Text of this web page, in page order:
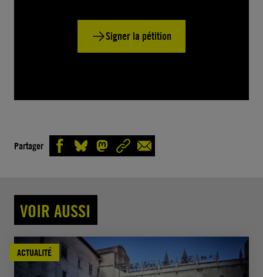
Signer la pétition
Partager
VOIR AUSSI
ACTUALITÉ